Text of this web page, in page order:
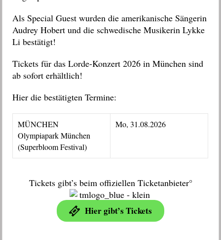
Als Special Guest wurden die amerikanische Sängerin
Audrey Hobert und die schwedische Musikerin Lykke
Li bestätigt!
Tickets für das Lorde-Konzert 2026 in München sind
ab sofort erhältlich!
Hier die bestätigten Termine:
MÜNCHEN
Olympiapark München
(Superbloom Festival)
Mo, 31.08.2026
Tickets gibt’s beim offiziellen Ticketanbieter°
Hier gibt’s Tickets